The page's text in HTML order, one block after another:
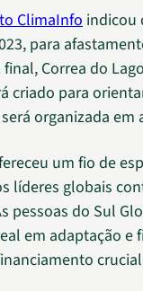
ClimaInfo indicou
para
final, Correa do
criado para
organizada
um fio de
líderes globais
pessoas do Sul
em adaptação e